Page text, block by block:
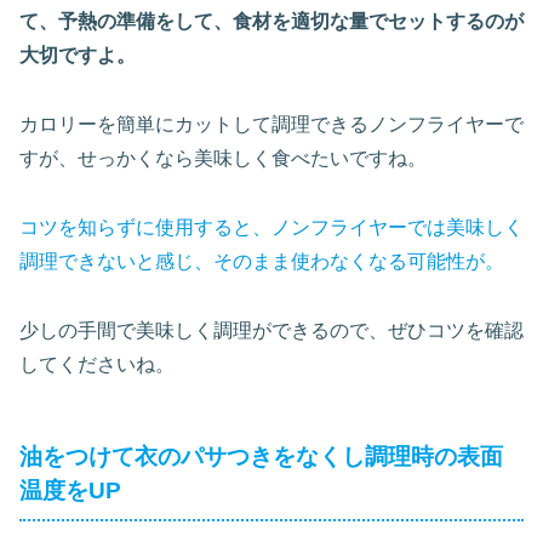
て、予熱の準備をして、食材を適切な量でセットするのが
大切ですよ。
カロリーを簡単にカットして調理できるノンフライヤーで
すが、せっかくなら美味しく食べたいですね。
コツを知らずに使用すると、ノンフライヤーでは美味しく
調理できないと感じ、そのまま使わなくなる可能性が。
少しの手間で美味しく調理ができるので、ぜひコツを確認
してくださいね。
油をつけて衣のパサつきをなくし調理時の表面
温度をUP